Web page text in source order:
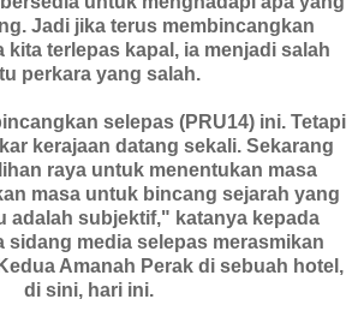
Jadi jika terus membincangkan
kita terlepas kapal, ia menjadi salah
perkara yang salah.
selepas (PRU14) ini. Tetapi
kerajaan datang sekali. Sekarang
raya untuk menentukan masa
masa untuk bincang sejarah yang
adalah subjektif," katanya kepada
sidang media selepas merasmikan
Amanah Perak di sebuah hotel,
di sini, hari ini.